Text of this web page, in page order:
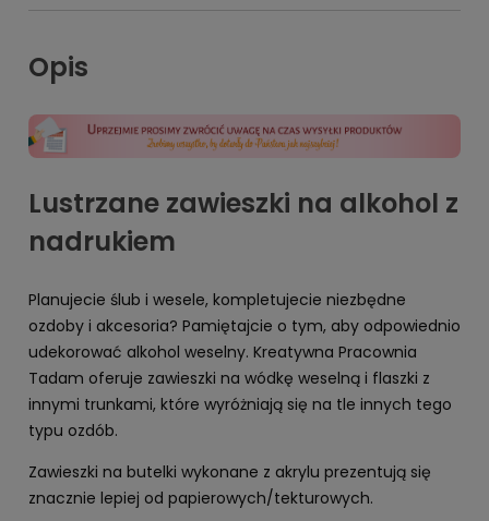
Opis
Lustrzane zawieszki na alkohol z
nadrukiem
Planujecie ślub i wesele, kompletujecie niezbędne
ozdoby i akcesoria? Pamiętajcie o tym, aby odpowiednio
udekorować alkohol weselny. Kreatywna Pracownia
Tadam oferuje zawieszki na wódkę weselną i flaszki z
innymi trunkami, które wyróżniają się na tle innych tego
typu ozdób.
Zawieszki na butelki wykonane z akrylu prezentują się
znacznie lepiej od papierowych/tekturowych.